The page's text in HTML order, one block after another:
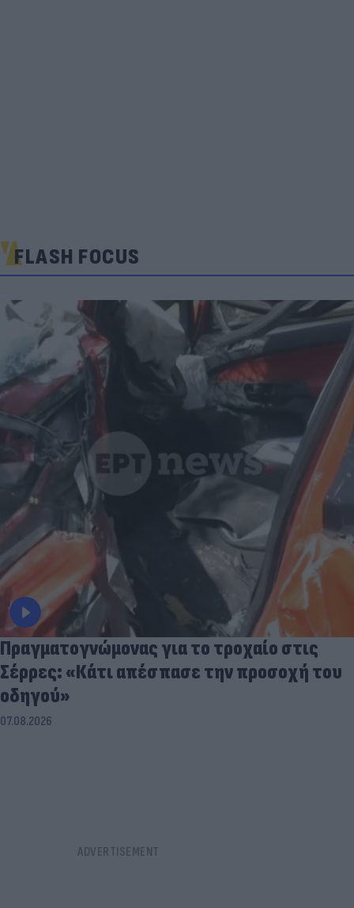
FLASH FOCUS
Πραγματογνώμονας για το τροχαίο στις
Σέρρες: «Κάτι απέσπασε την προσοχή του
οδηγού»
07.08.2026